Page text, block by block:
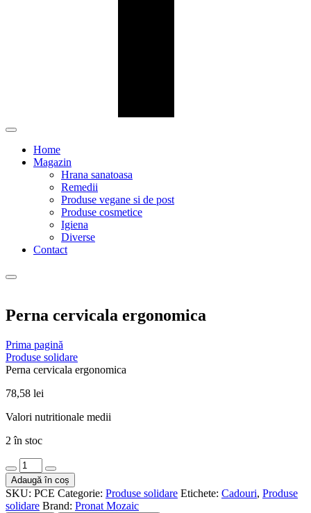
Home
Magazin
Hrana sanatoasa
Remedii
Produse vegane si de post
Produse cosmetice
Igiena
Diverse
Contact
Perna cervicala ergonomica
Prima pagină
Produse solidare
Perna cervicala ergonomica
78,58 lei
Valori nutritionale medii
2 în stoc
Cantitate
Perna
cervicala
ergonomica
Adaugă în coș
SKU: PCE Categorie: Produse solidare Etichete: Cadouri, Produse
solidare Brand: Pronat Mozaic